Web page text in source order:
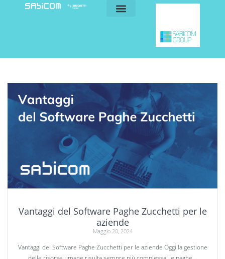
Vantaggi del Software Paghe Zucchetti per le
aziende
Maggio 20, 2024
Vantaggi del Software Paghe Zucchetti per le aziende Oggi la gestione